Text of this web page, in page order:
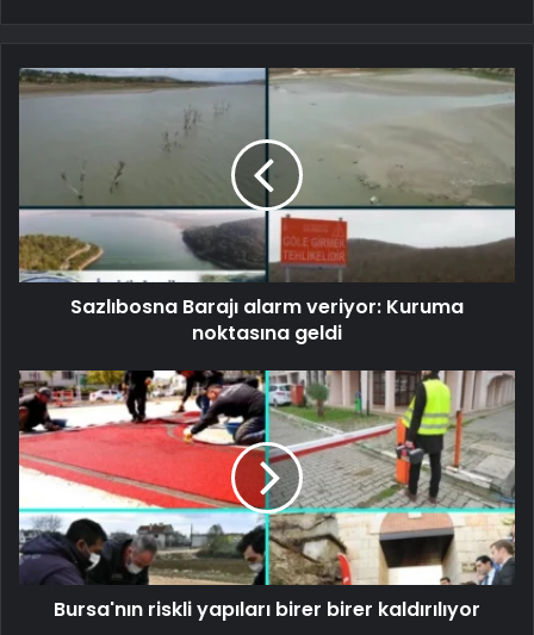
Sazlıbosna Barajı alarm veriyor: Kuruma
noktasına geldi
Bursa'nın riskli yapıları birer birer kaldırılıyor